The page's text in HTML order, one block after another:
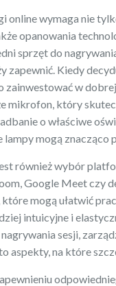
online wymaga nie
opanowania
sprzęt do
zapewnić. Kiedy
zainwestować w
mikrofon, który
o właściwe
mogą znacząco
również wybór
Google Meet czy
mogą ułatwić
intuicyjne i
sesji,
aspekty, na które